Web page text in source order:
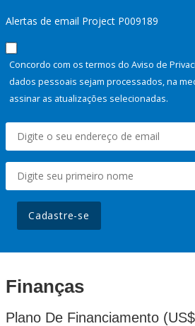
Alertas de email Project P009189
Concordo com os termos do Aviso de
dados pessoais sejam processados, na
assinar as atualizações selecionadas.
Cadastre-se
Finanças
Plano De Financiamento